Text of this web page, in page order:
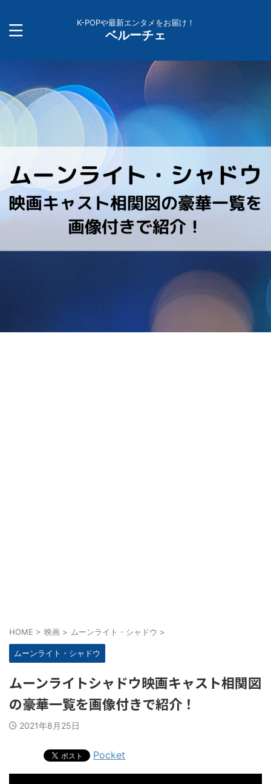
K-POPや最新エンタメをお届け！
ベルーチェ
HOME > 映画 > ムーンライト・シャドウ >
ムーンライト・シャドウ
ムーンライトシャドウ映画キャスト相関図
の豪華一覧を画像付きで紹介！
2021年8月25日
Pocket